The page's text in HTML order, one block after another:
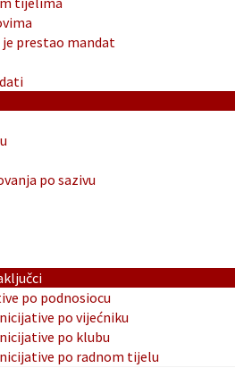
prestao mandat
po sazivu
po podnosiocu
po vijećniku
po klubu
po radnom tijelu